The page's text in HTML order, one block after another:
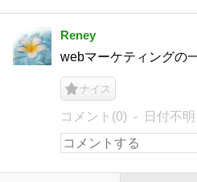
Reney
webマーケティングの
ナイス
コメント(0) 日付不明